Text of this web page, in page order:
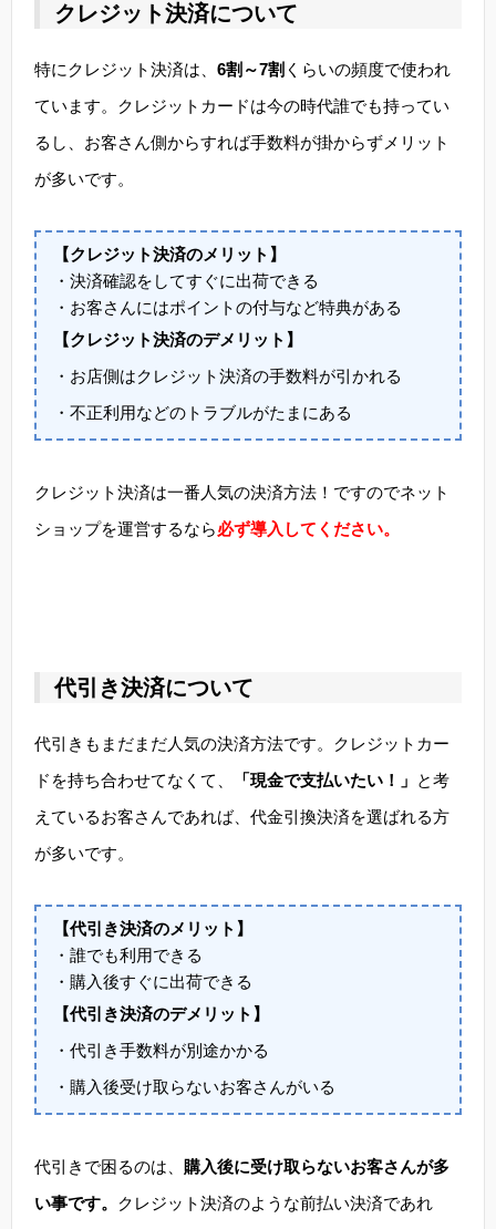
クレジット決済について
特にクレジット決済は、 6割～7割 くらいの頻度で使われ
ています。クレジットカードは今の時代誰でも持ってい
るし、お客さん側からすれば手数料が掛からずメリット
が多いです。
【クレジット決済のメリット】
・決済確認をしてすぐに出荷できる
・お客さんにはポイントの付与など特典がある
【クレジット決済のデメリット】
・お店側はクレジット決済の手数料が引かれる
・不正利用などのトラブルがたまにある
クレジット決済は一番人気の決済方法！ですのでネット
ショップを運営するなら必ず導入してください。
代引き決済について
代引きもまだまだ人気の決済方法です。クレジットカー
ドを持ち合わせてなくて、
「現金で支払いたい！」 と考
えているお客さんであれば、代金引換決済を選ばれる方
が多いです。
【代引き決済のメリット】
・誰でも利用できる
・購入後すぐに出荷できる
【代引き決済のデメリット】
・代引き手数料が別途かかる
・購入後受け取らないお客さんがいる
代引きで困るのは、
購入後に受け取らないお客さんが多
い事です。 クレジット決済のような前払い決済であれ